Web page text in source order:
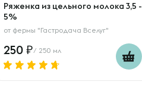
Ряженка из цельного молока 3,5 -
5%
от фермы "Гастродача Вселуг"
250 / 250 мл